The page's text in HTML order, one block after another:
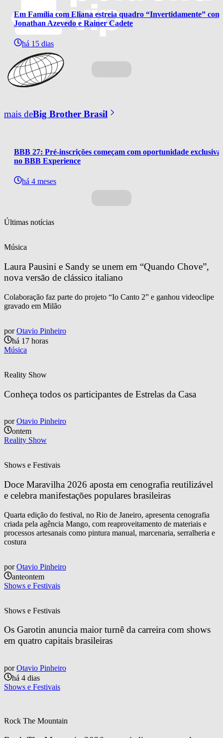
Em Família com Eliana estreia quadro “Invertidamente” com
Jonathan Azevedo e Rainer Cadete
há 15 dias
mais deBig Brother Brasil
BBB 27: Pré-inscrições começam com oportunidade exclusiva
no BBB Experience
há 4 meses
Últimas notícias
Música
Laura Pausini e Sandy se unem em “Quando Chove”,
nova versão de clássico italiano
Colaboração faz parte do projeto “Io Canto 2” e ganhou videoclipe
gravado em Milão
por Otavio Pinheiro
há 17 horas
Música
Reality Show
Conheça todos os participantes de Estrelas da Casa
por Otavio Pinheiro
ontem
Reality Show
Shows e Festivais
Doce Maravilha 2026 aposta em cenografia reutilizável
e celebra manifestações populares brasileiras
Quarta edição do festival, no Rio de Janeiro, apresenta cenografia
criada pela agência Mango, com reaproveitamento de materiais e
processos artesanais como pintura manual, marcenaria, serralheria e
costura
por Otavio Pinheiro
anteontem
Shows e Festivais
Shows e Festivais
Os Garotin anuncia maior turnê da carreira com shows
em quatro capitais brasileiras
por Otavio Pinheiro
há 4 dias
Shows e Festivais
Rock The Mountain